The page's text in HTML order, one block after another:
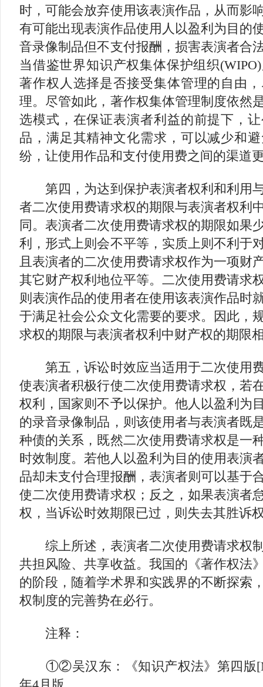
时，可能会放弃使用该表演作品，从而影
有可能出现表演作品使用人以盈利为目的
音录像制品但不支付报酬，损害表演者合
当借鉴世界知识产权集体保护组织
著作权人选择是否接受集体管理的自由
理。尽管如此，著作权集体管理制度依然
选模式，在保证表演者利益的前提下，
品，满足其精神文化需求，可以减少和
纷，让使用作品和支付使用费之间的渠道
第四，为达到保护表演者权利和利用
者二次使用费请求权的期限与表演者权利
同。表演者二次使用费请求权的期限如果
利，形式上则会不平等，实质上则不利于
且表演者的二次使用费请求权作为一项财
其它财产权利地位平等。二次使用费请求
则表演作品的使用者在使用该表演作品时
于满足社会公众文化需要的要求。因此，
求权的期限与表演者权利中财产权的期限
第五，诉讼时效应当适用于二次使用
使表演者积极行使二次使用费请求权，若
权利，国家则不予以保护。他人以盈利为
的录音录像制品，则该使用者与表演者既
种债的关系，既然二次使用费请求权是一
时效制度。若他人以盈利为目的使用表演
品却未支付合理报酬，表演者则可以基于
使二次使用费请求权；反之，如果表演者
权，当诉讼时效期限已过，则失去其胜诉
综上所述，表演者二次使用费请求权
共担风险、共享收益。我国的《著作权法
的阶段，随着学术界和实践界的不断探索
权制度的完善势在必行。
注释：
①②吴汉东：《知识产权法》第四版